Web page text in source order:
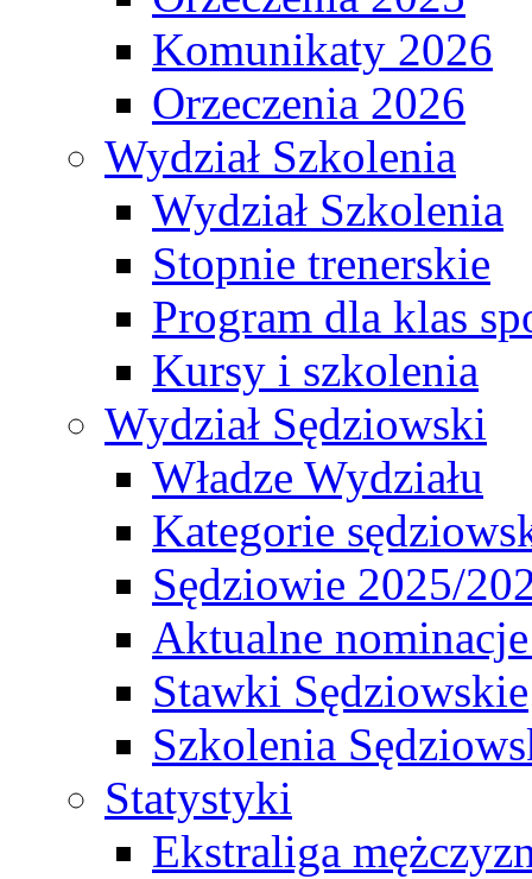
Komunikaty 2026
Orzeczenia 2026
Wydział Szkolenia
Wydział Szkolenia
Stopnie trenerskie
Program dla klas
Kursy i szkolenia
Wydział Sędziowski
Władze Wydziału
Kategorie
Sędziowie 2025/
Aktualne
Stawki Sędziowskie
Szkolenia
Statystyki
Ekstraliga